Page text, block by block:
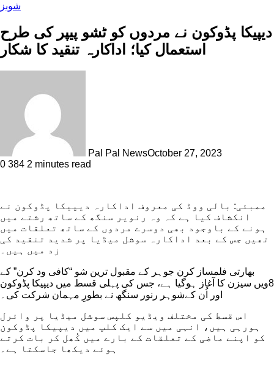
شوبز
دیپیکا پڈوکون نے مردوں کو ٹشو پیپر کی طرح
استعمال کیا؛ اداکارہ تنقید کا شکار
Pal Pal NewsOctober 27, 2023
0 384 2 minutes read
ممبئی: بالی ووڈ کی معروف اداکارہ دیپیکا پڈوکون نے
انکشاف کیا ہے کہ وہ رنویر سنگھ کے ساتھ رشتے میں
ہونے کے باوجود بھی دوسرے مردوں کے ساتھ تعلقات میں
تھیں جس کے بعد اداکارہ سوشل میڈیا پر شدید تنقید کی
زد میں ہیں۔
بھارتی فلمساز کرن جوہر کے مقبول ترین شو “کافی ود کرن” کے
8ویں سیزن کا آغاز ہوگیا ہے، جس کی پہلی قسط میں دیپیکا پڈوکون
اور اُن کےشوہر رنور سنگھ نے بطورِ مہمان شرکت کی۔
اس قسط کی مختلف ویڈیو کلپس سوشل میڈیا پر وائرل
ہورہی ہیں، انہی میں سے ایک کلپ میں دیپیکا پڈوکون
کو اپنے ماضی کے تعلقات کے بارے میں کُھل کر بات کرتے
ہوئے دیکھا جاسکتا ہے۔